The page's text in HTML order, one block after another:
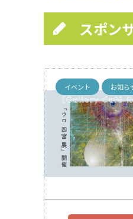
スポン
イベント お知ら